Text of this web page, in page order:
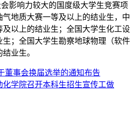
响力较大的国度级大学生竞赛项
地质大赛一等及以上的结业生，中
及以上的结业生；全国大学生化工设
；全国大学生勘察地球物理（软件
业生。
董事会换届选举的通知布告
化学院召开本科生招生宣传工做